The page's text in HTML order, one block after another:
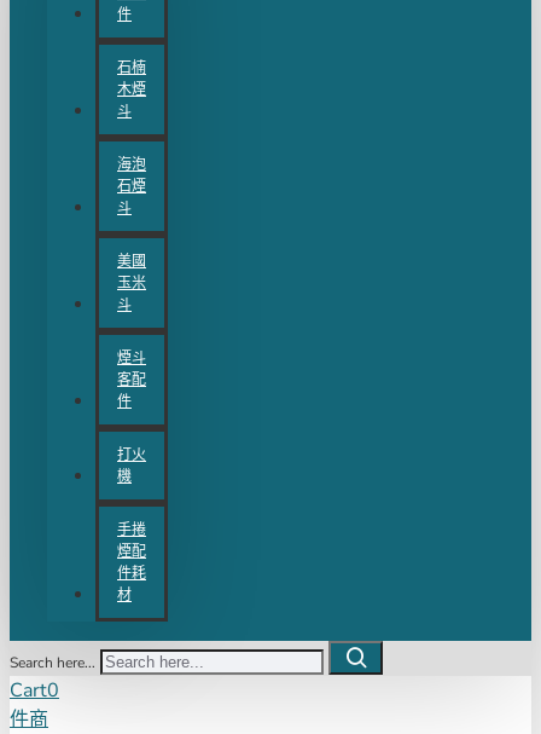
件
石楠
木煙
斗
海泡
石煙
斗
美國
玉米
斗
煙斗
客配
件
打火
機
手捲
煙配
件耗
材
Search here...
Cart0
件商